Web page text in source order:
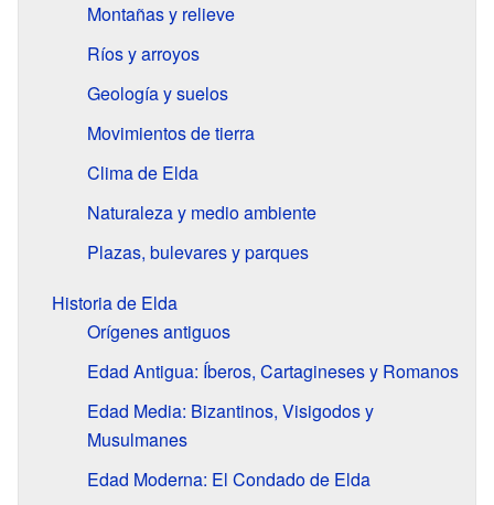
Montañas y relieve
Ríos y arroyos
Geología y suelos
Movimientos de tierra
Clima de Elda
Naturaleza y medio ambiente
Plazas, bulevares y parques
Historia de Elda
Orígenes antiguos
Edad Antigua: Íberos, Cartagineses y Romanos
Edad Media: Bizantinos, Visigodos y
Musulmanes
Edad Moderna: El Condado de Elda